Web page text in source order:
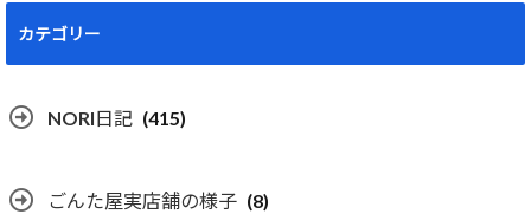
カテゴリー
NORI日記 (415)
ごんた屋実店舗の様子 (8)